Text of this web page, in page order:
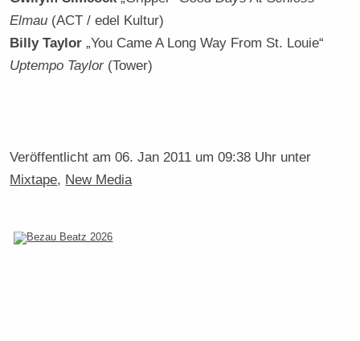
Elmau (ACT / edel Kultur)
Billy Taylor „You Came A Long Way From St. Louie“
Uptempo Taylor (Tower)
Veröffentlicht am06. Jan 2011 um 09:38 Uhr unter
Mixtape, New Media